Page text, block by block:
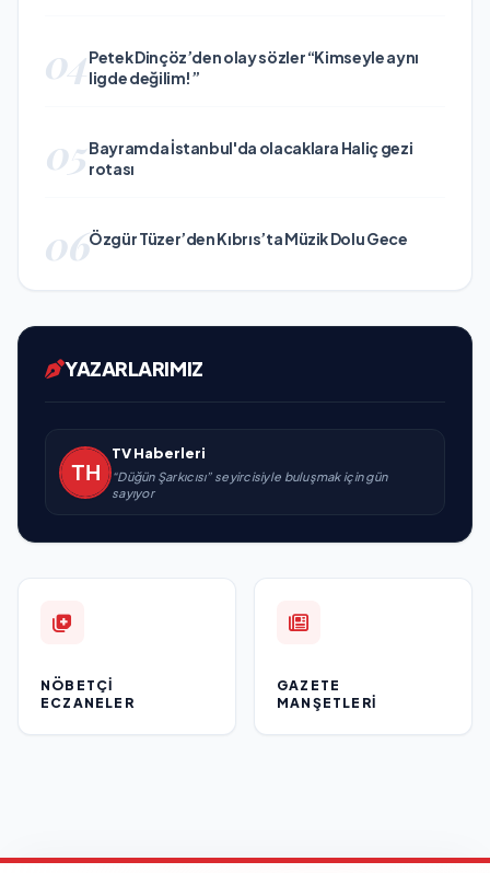
04Petek Dinçöz’den olay sözler “Kimseyle aynı
ligde değilim!”
05Bayramda İstanbul'da olacaklara Haliç gezi
rotası
06Özgür Tüzer’den Kıbrıs’ta Müzik Dolu Gece
YAZARLARIMIZ
TV Haberleri
“Düğün Şarkıcısı” seyircisiyle buluşmak için gün
sayıyor
NÖBETÇI
ECZANELER
GAZETE
MANŞETLERI